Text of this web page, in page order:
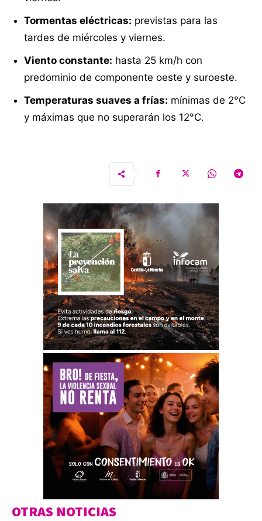
Tormentas eléctricas: previstas para las
tardes de miércoles y viernes.
Viento constante: hasta 25 km/h con
predominio de componente oeste y suroeste.
Temperaturas suaves a frías: mínimas de 2°C
y máximas que no superarán los 12°C.
OTRAS NOTICIAS